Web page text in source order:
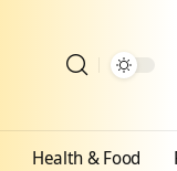
Health & Food